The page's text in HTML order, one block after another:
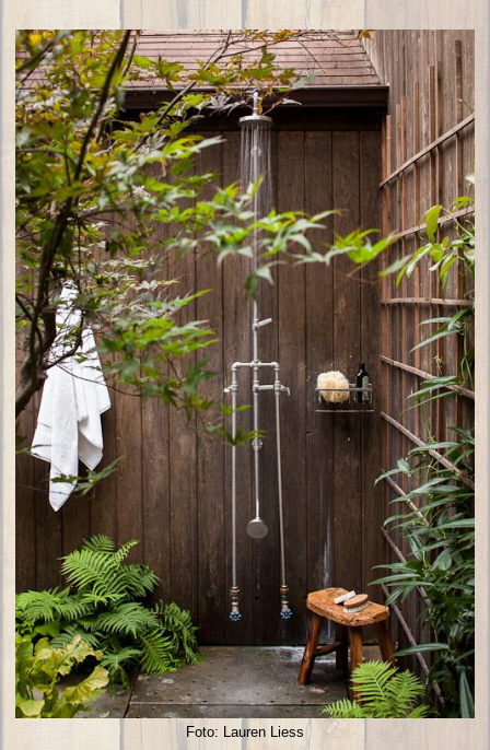
Foto: Lauren Liess